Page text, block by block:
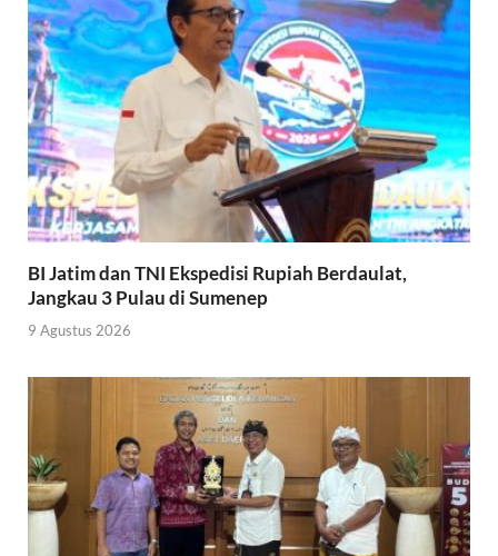
BI Jatim dan TNI Ekspedisi Rupiah Berdaulat,
Jangkau 3 Pulau di Sumenep
9 Agustus 2026